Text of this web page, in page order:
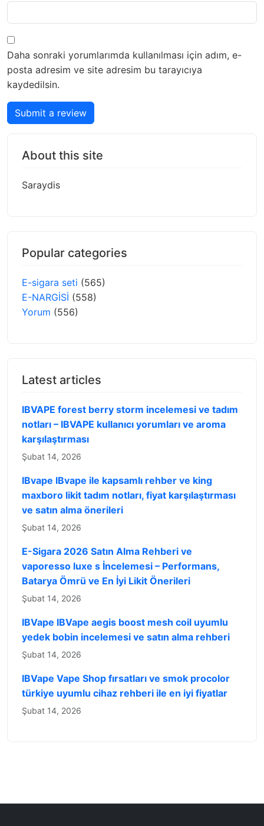
Daha sonraki yorumlarımda kullanılması için adım, e-
posta adresim ve site adresim bu tarayıcıya
kaydedilsin.
Submit a review
About this site
Saraydis
Popular categories
E-sigara seti (565)
E-NARGİSİ (558)
Yorum (556)
Latest articles
IBVAPE forest berry storm incelemesi ve tadım
notları – IBVAPE kullanıcı yorumları ve aroma
karşılaştırması
Şubat 14, 2026
IBvape IBvape ile kapsamlı rehber ve king
maxboro likit tadım notları, fiyat karşılaştırması
ve satın alma önerileri
Şubat 14, 2026
E-Sigara 2026 Satın Alma Rehberi ve
vaporesso luxe s İncelemesi – Performans,
Batarya Ömrü ve En İyi Likit Önerileri
Şubat 14, 2026
IBVape IBVape aegis boost mesh coil uyumlu
yedek bobin incelemesi ve satın alma rehberi
Şubat 14, 2026
IBVape Vape Shop fırsatları ve smok procolor
türkiye uyumlu cihaz rehberi ile en iyi fiyatlar
Şubat 14, 2026